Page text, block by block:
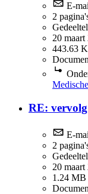
E-
2
20 maart
443.63
RE:
E-
2
20 maart
1.24 MB